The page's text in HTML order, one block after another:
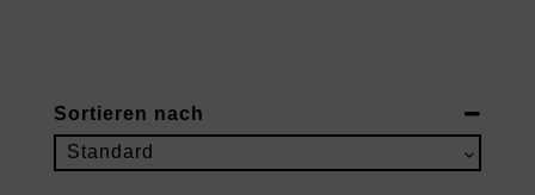
Sortieren nach
Sort Products
Standard